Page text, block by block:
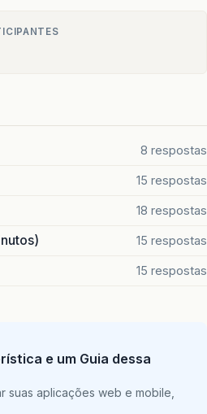
8 respostas
15 respostas
18 respostas
15 respostas
15 respostas
e um Guia dessa
suas aplicações web e mobile,